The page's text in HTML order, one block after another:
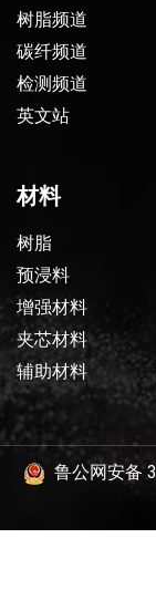
树脂频道
碳纤频道
检测频道
英文站
材料
树脂
预浸料
增强材料
夹芯材料
辅助材料
鲁公网安备